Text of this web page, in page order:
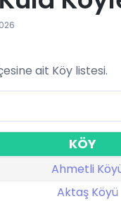
ait Köy listesi.
KÖY
Ahmetli
Aktaş Köyü